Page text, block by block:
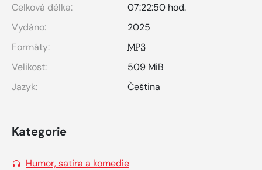
Celková délka:
07:22:50 hod.
Vydáno:
2025
Formáty:
MP3
Velikost:
509 MiB
Jazyk:
Čeština
Kategorie
Humor, satira a komedie